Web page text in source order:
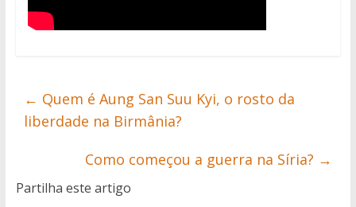
← Quem é Aung San Suu Kyi, o rosto da
liberdade na Birmânia?
Como começou a guerra na Síria? →
Partilha este artigo